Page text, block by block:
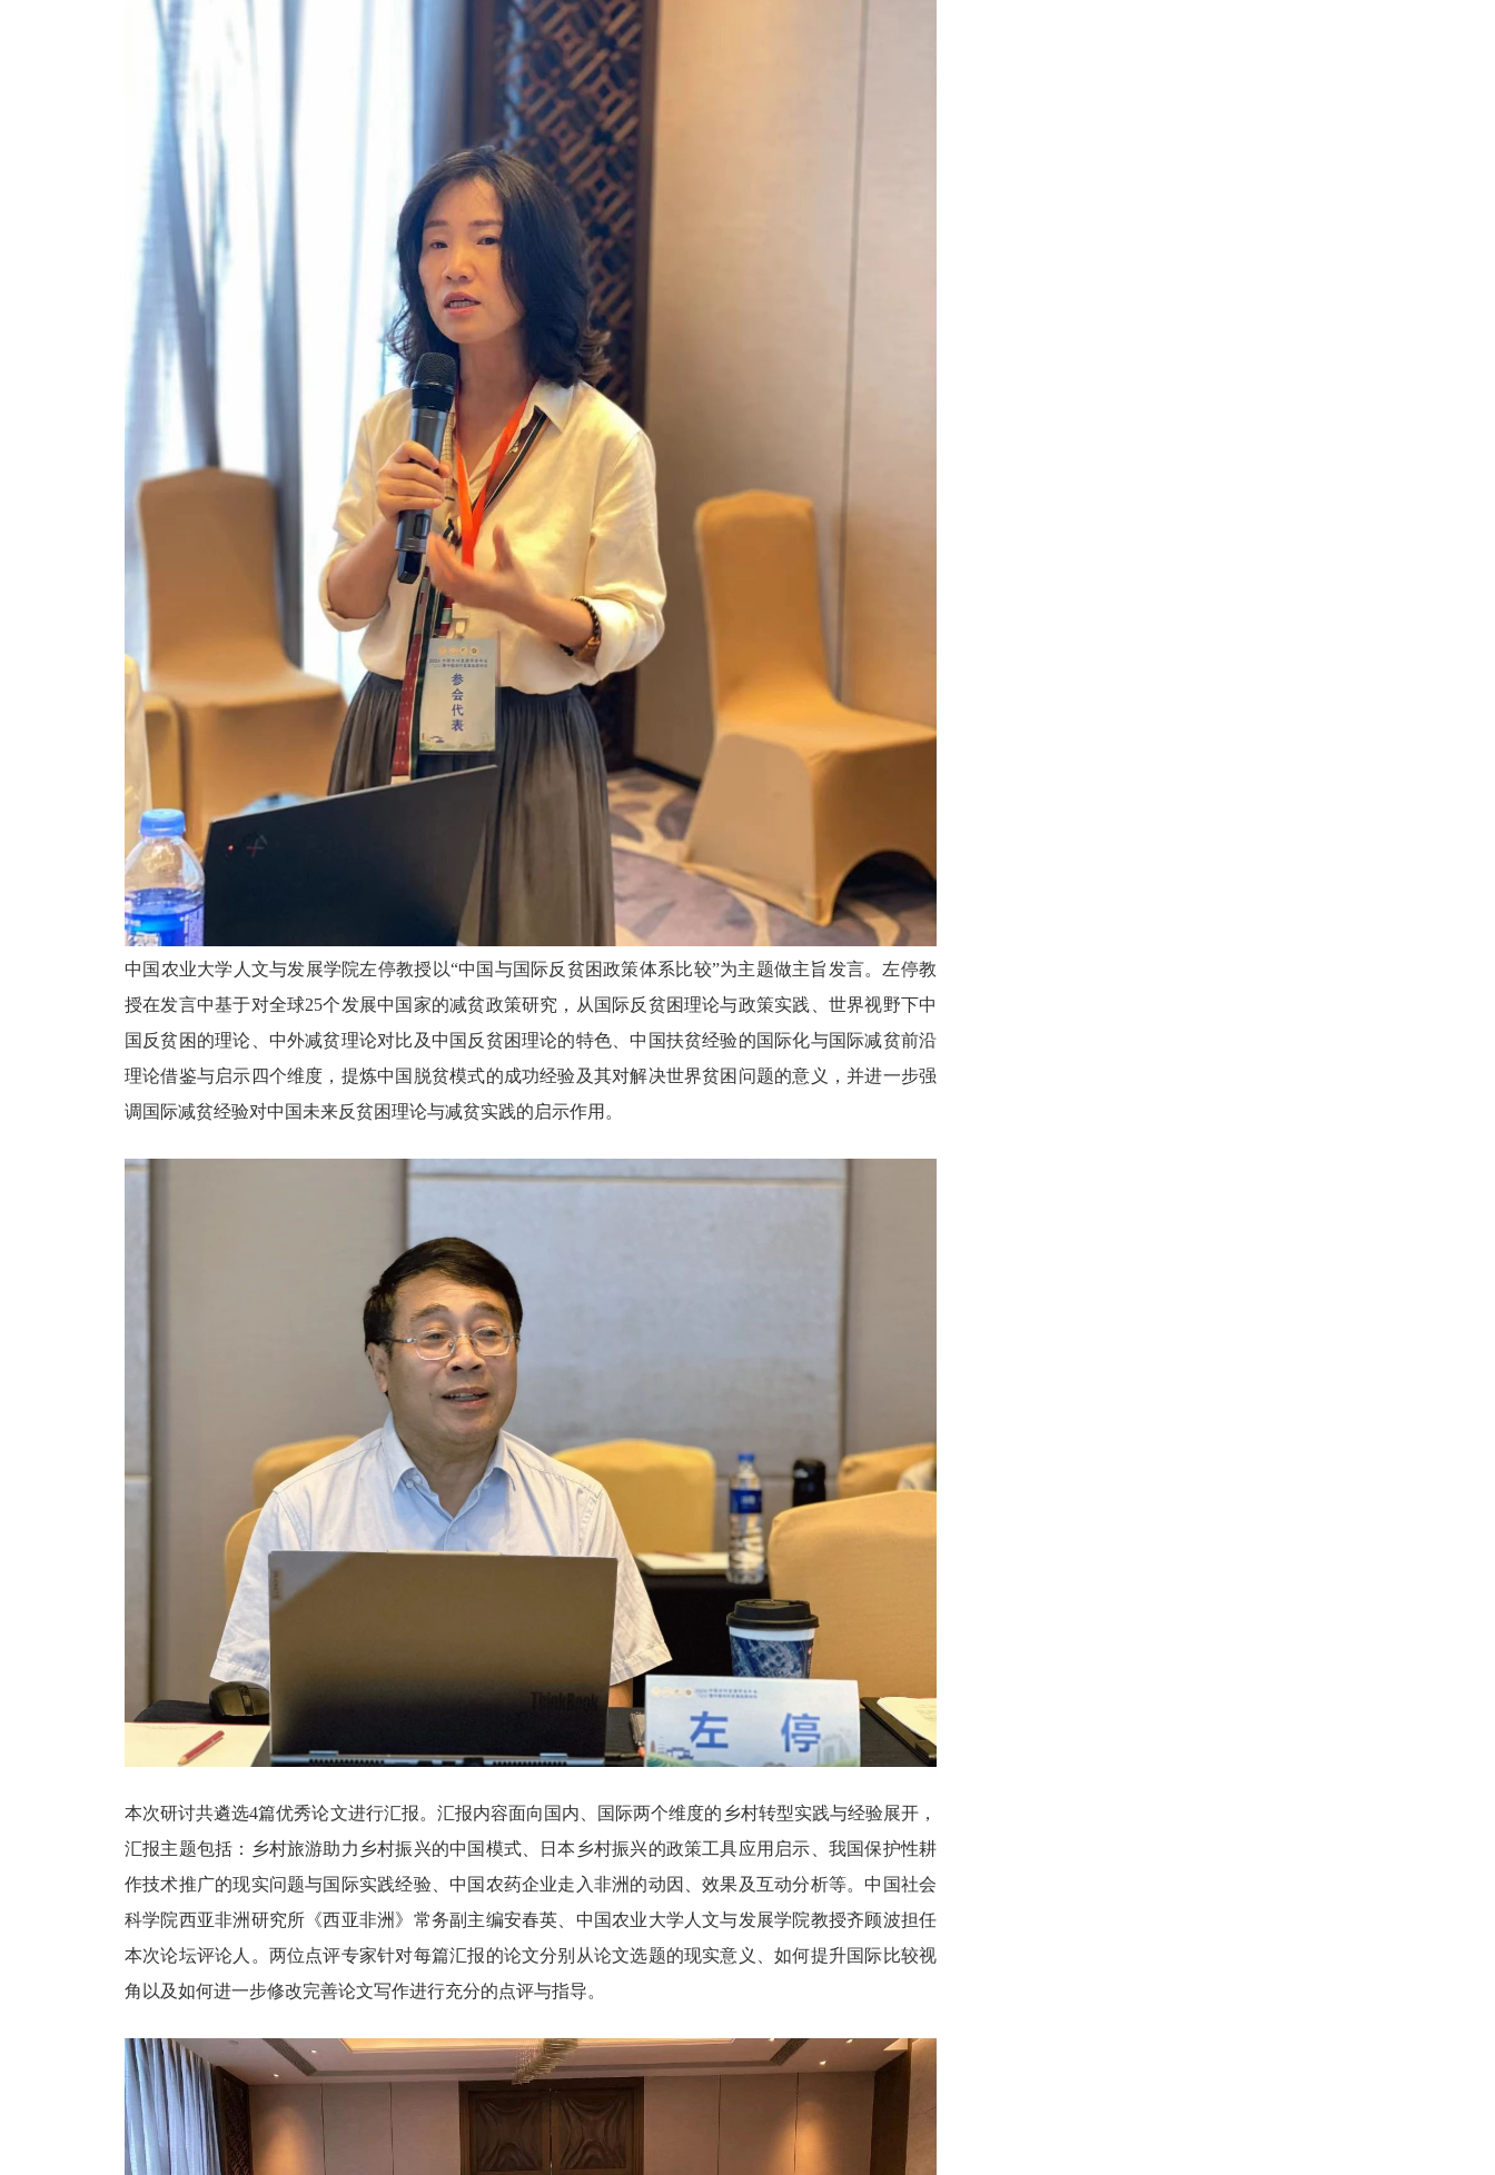
中国农业大学人文与发展学院左停教授以“中国与国际反贫困政策体系比较”为主题做主旨发言。左停教
授在发言中基于对全球25个发展中国家的减贫政策研究，从国际反贫困理论与政策实践、世界视野下中
国反贫困的理论、中外减贫理论对比及中国反贫困理论的特色、中国扶贫经验的国际化与国际减贫前沿
理论借鉴与启示四个维度，提炼中国脱贫模式的成功经验及其对解决世界贫困问题的意义，并进一步强
调国际减贫经验对中国未来反贫困理论与减贫实践的启示作用。
本次研讨共遴选4篇优秀论文进行汇报。汇报内容面向国内、国际两个维度的乡村转型实践与经验展开，
汇报主题包括：乡村旅游助力乡村振兴的中国模式、日本乡村振兴的政策工具应用启示、我国保护性耕
作技术推广的现实问题与国际实践经验、中国农药企业走入非洲的动因、效果及互动分析等。中国社会
科学院西亚非洲研究所《西亚非洲》常务副主编安春英、中国农业大学人文与发展学院教授齐顾波担任
本次论坛评论人。两位点评专家针对每篇汇报的论文分别从论文选题的现实意义、如何提升国际比较视
角以及如何进一步修改完善论文写作进行充分的点评与指导。